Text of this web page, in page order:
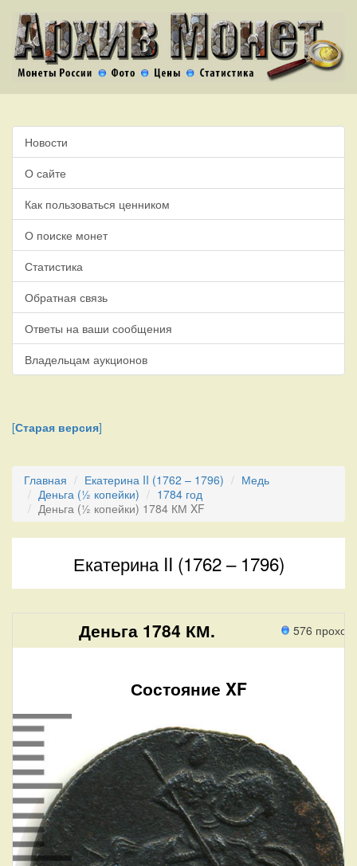
Новости
О сайте
Как пользоваться ценником
О поиске монет
Статистика
Обратная связь
Ответы на ваши сообщения
Владельцам аукционов
[Старая версия]
Главная Екатерина II (1762 – 1796)
Медь
Деньга (½ копейки)
1784 год
Деньга (½ копейки) 1784 КМ XF
Екатерина II (1762 – 1796)
576
Деньга 1784 КМ.
Состояние XF